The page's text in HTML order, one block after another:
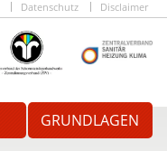
Datenschutz Disclaimer
GRUNDLAGEN